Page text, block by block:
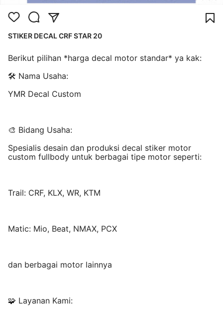
STIKER DECAL CRF STAR 20
Berikut pilihan *harga decal motor standar* ya kak:
🛠️ Nama Usaha:
YMR Decal Custom
🎨 Bidang Usaha:
Spesialis desain dan produksi decal stiker motor
custom fullbody untuk berbagai tipe motor seperti:
Trail: CRF, KLX, WR, KTM
Matic: Mio, Beat, NMAX, PCX
dan berbagai motor lainnya
🧩 Layanan Kami: